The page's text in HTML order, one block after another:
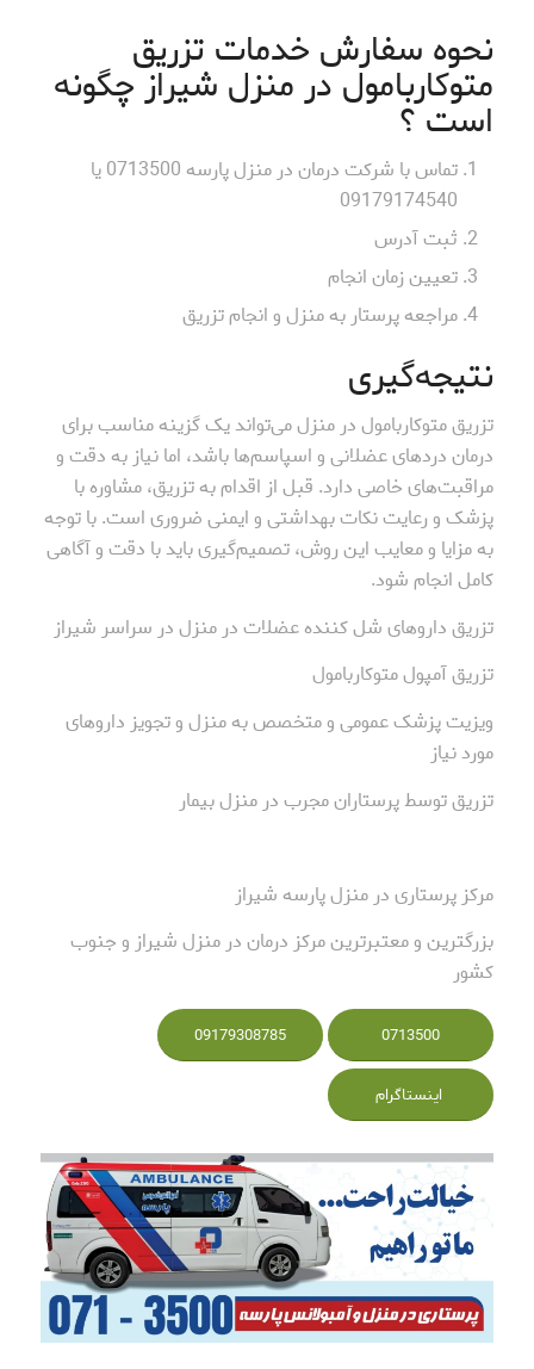
نحوه سفارش خدمات تزریق
متوکاربامول در منزل شیراز چگونه
است ؟
تماس با شرکت درمان در منزل پارسه 0713500 یا
09179174540
ثبت آدرس
تعیین زمان انجام
مراجعه پرستار به منزل و انجام تزریق
نتیجه‌گیری
تزریق متوکاربامول در منزل می‌تواند یک گزینه مناسب برای
درمان دردهای عضلانی و اسپاسم‌ها باشد، اما نیاز به دقت و
مراقبت‌های خاصی دارد. قبل از اقدام به تزریق، مشاوره با
پزشک و رعایت نکات بهداشتی و ایمنی ضروری است. با توجه
به مزایا و معایب این روش، تصمیم‌گیری باید با دقت و آگاهی
کامل انجام شود.
تزریق داروهای شل کننده عضلات در منزل در سراسر شیراز
تزریق آمپول متوکاربامول
ویزیت پزشک عمومی و متخصص به منزل و تجویز داروهای
مورد نیاز
تزریق توسط پرستاران مجرب در منزل بیمار
مرکز پرستاری در منزل پارسه شیراز
بزرگترین و معتبرترین مرکز درمان در منزل شیراز و جنوب
کشور
0713500
09179308785
اینستاگرام